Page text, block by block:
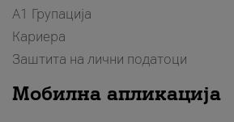
А1 Групација
Кариера
Заштита на лични податоци
Мобилна апликација